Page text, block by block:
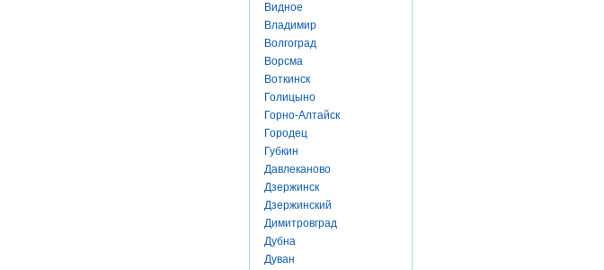
Видное
Владимир
Волгоград
Ворсма
Воткинск
Голицыно
Горно-Алтайск
Городец
Губкин
Давлеканово
Дзержинск
Дзержинский
Димитровград
Дубна
Дуван